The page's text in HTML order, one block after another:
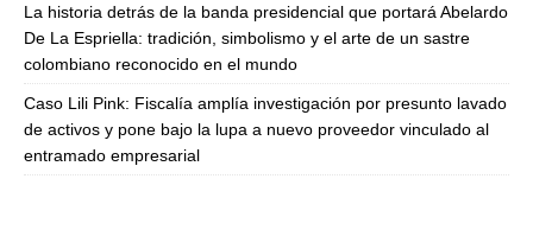
La historia detrás de la banda presidencial que portará Abelardo
De La Espriella: tradición, simbolismo y el arte de un sastre
colombiano reconocido en el mundo
Caso Lili Pink: Fiscalía amplía investigación por presunto lavado
de activos y pone bajo la lupa a nuevo proveedor vinculado al
entramado empresarial